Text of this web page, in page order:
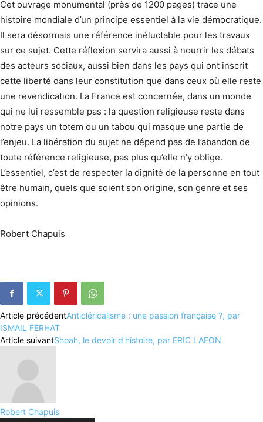
Cet ouvrage monumental (près de 1200 pages) trace une
histoire mondiale d’un principe essentiel à la vie démocratique.
Il sera désormais une référence inéluctable pour les travaux
sur ce sujet. Cette réflexion servira aussi à nourrir les débats
des acteurs sociaux, aussi bien dans les pays qui ont inscrit
cette liberté dans leur constitution que dans ceux où elle reste
une revendication. La France est concernée, dans un monde
qui ne lui ressemble pas : la question religieuse reste dans
notre pays un totem ou un tabou qui masque une partie de
l’enjeu. La libération du sujet ne dépend pas de l’abandon de
toute référence religieuse, pas plus qu’elle n’y oblige.
L’essentiel, c’est de respecter la dignité de la personne en tout
être humain, quels que soient son origine, son genre et ses
opinions.
Robert Chapuis
Article précédentAnticléricalisme : une passion française ?, par
ISMAIL FERHAT
Article suivantShoah, le devoir d’histoire, par ERIC LAFON
Robert Chapuis